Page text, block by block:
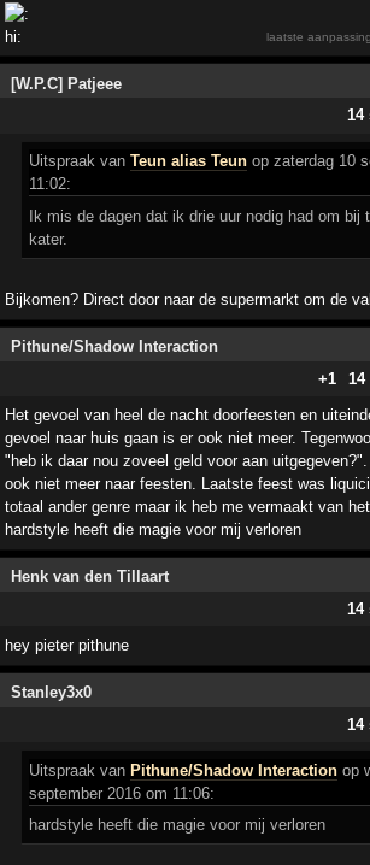
laatste aanpassing
[W.P.C] Patjeee
14
Uitspraak vanTeun alias Teun op zaterdag 10
11:02:
Ik mis de dagen dat ik drie uur nodig had om bij
kater.
Bijkomen? Direct door naar de supermarkt om de
Pithune/Shadow Interaction
+1
14
Het gevoel van heel de nacht doorfeesten en
gevoel naar huis gaan is er ook niet meer.
"heb ik daar nou zoveel geld voor aan
ook niet meer naar feesten. Laatste feest was
totaal ander genre maar ik heb me vermaakt van
hardstyle heeft die magie voor mij verloren
Henk van den Tillaart
14
hey pieter pithune
Stanley3x0
14
Uitspraak vanPithune/Shadow Interaction op
september 2016 om 11:06:
hardstyle heeft die magie voor mij verloren